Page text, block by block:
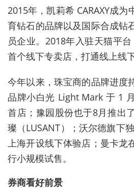
2015年，凯莉希 CARAXY成
育钻石的品牌以及国际合成钻
员企业。2018年入驻天猫平
首个线下专卖店，打通线上线下
今年以来，珠宝商的品牌进度
品牌小白光 Light Mark 于 1
首店；豫园股份也于8月推出
璨（LUSANT）；沃尔德旗下
上海开设线下体验店；曼卡龙
行小规模试售。
券商看好前景